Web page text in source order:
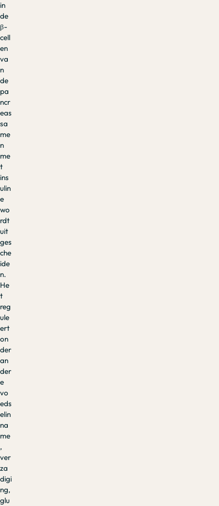
in
de
β-
cell
en
va
n
de
pa
ncr
eas
sa
me
n
me
t
ins
ulin
e
wo
rdt
uit
ges
che
ide
n.
He
t
reg
ule
ert
on
der
an
der
e
vo
eds
elin
na
me
,
ver
za
digi
ng,
glu